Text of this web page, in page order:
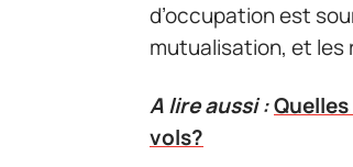
d’occupation est
mutualisation, et les
A lire aussi :
vols?